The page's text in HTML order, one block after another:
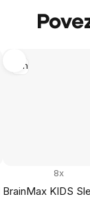
San
BrainMax KIDS
8x